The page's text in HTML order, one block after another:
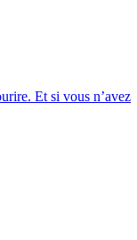
Et si vous n’avez